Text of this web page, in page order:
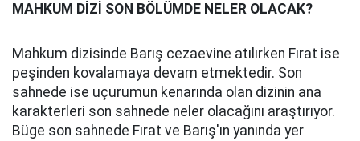
MAHKUM DİZİ SON BÖLÜMDE NELER OLACAK?
Mahkum dizisinde Barış cezaevine atılırken Fırat ise
peşinden kovalamaya devam etmektedir. Son
sahnede ise uçurumun kenarında olan dizinin ana
karakterleri son sahnede neler olacağını araştırıyor.
Büge son sahnede Fırat ve Barış'ın yanında yer